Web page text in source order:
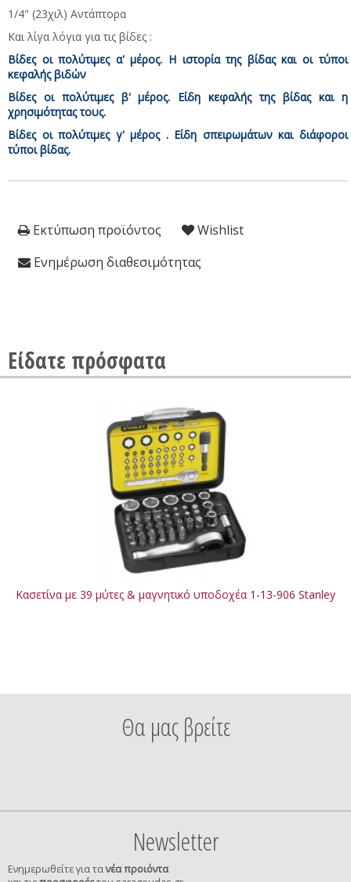
1/4" (23χιλ) Αντάπτορα
Και λίγα λόγια για τις βίδες :
Βίδες οι πολύτιμες α' μέρος. Η ιστορία της βίδας και οι τύποι
κεφαλής βιδών
Βίδες οι πολύτιμες β' μέρος. Είδη κεφαλής της βίδας και η
χρησιμότητας τους.
Βίδες οι πολύτιμες γ' μέρος . Είδη σπειρωμάτων και διάφοροι
τύποι βίδας.
Εκτύπωση προϊόντος
Wishlist
Ενημέρωση διαθεσιμότητας
Είδατε πρόσφατα
Κασετίνα με 39 μύτες & μαγνητικό υποδοχέα 1-13-906 Stanley
Θα μας βρείτε
Newsletter
Ενημερωθείτε για τανέα προιόντα